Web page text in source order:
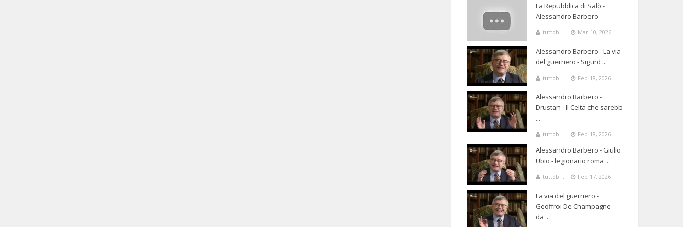
La Repubblica di Salò -
Alessandro Barbero
tuttob ... Mar 10, 2026
Alessandro Barbero - La via
del guerriero - Sigurd ...
tuttob ... Feb 18, 2026
Alessandro Barbero -
Drustan - Il Celta che sarebb
...
tuttob ... Feb 18, 2026
Alessandro Barbero - Giulio
Ubio - legionario roma ...
tuttob ... Feb 17, 2026
La via del guerriero -
Geoffroi De Champagne -
da ...